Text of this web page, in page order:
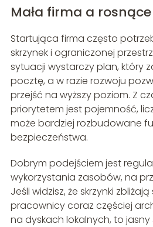
Mała firma a
Startująca firma często
skrzynek i ograniczonej
sytuacji wystarczy plan, który
pocztę, a w razie rozwoju
przejść na wyższy poziom. Z
priorytetem jest pojemność,
może bardziej rozbudowane
bezpieczeństwa.
Dobrym podejściem jest
wykorzystania zasobów, na
Jeśli widzisz, że skrzynki
pracownicy coraz częściej
na dyskach lokalnych, to jasny